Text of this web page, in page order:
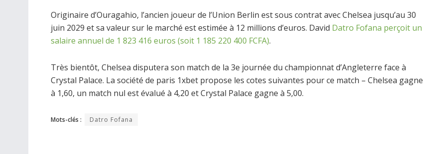
Originaire d’Ouragahio, l’ancien joueur de l’Union Berlin est sous contrat avec Chelsea jusqu’au 30
juin 2029 et sa valeur sur le marché est estimée à 12 millions d’euros. David Datro Fofana perçoit un
salaire annuel de 1 823 416 euros (soit 1 185 220 400 FCFA).
Très bientôt, Chelsea disputera son match de la 3e journée du championnat d’Angleterre face à
Crystal Palace. La société de paris 1xbet propose les cotes suivantes pour ce match – Chelsea gagne
à 1,60, un match nul est évalué à 4,20 et Crystal Palace gagne à 5,00.
Mots-clés : Datro Fofana